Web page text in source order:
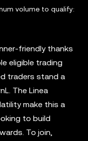
volume to qualify:
friendly thanks
eligible trading
traders stand a
The Linea
make this a
to build
To join,